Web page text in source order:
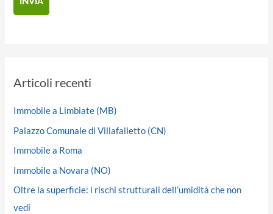
Articoli recenti
Immobile a Limbiate (MB)
Palazzo Comunale di Villafalletto (CN)
Immobile a Roma
Immobile a Novara (NO)
Oltre la superficie: i rischi strutturali dell’umidità che non
vedi